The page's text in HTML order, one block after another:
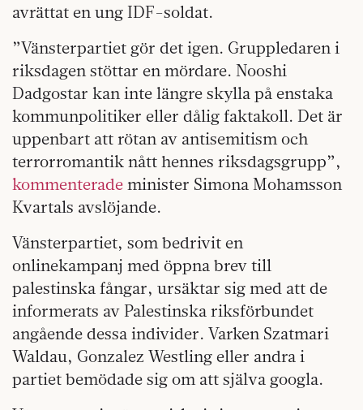
avrättat en ung IDF-soldat.
”Vänsterpartiet gör det igen. Gruppledaren i
riksdagen stöttar en mördare. Nooshi
Dadgostar kan inte längre skylla på enstaka
kommunpolitiker eller dålig faktakoll. Det är
uppenbart att rötan av antisemitism och
terrorromantik nått hennes riksdagsgrupp”,
kommenterade minister Simona Mohamsson
Kvartals avslöjande.
Vänsterpartiet, som bedrivit en
onlinekampanj med öppna brev till
palestinska fångar, ursäktar sig med att de
informerats av Palestinska riksförbundet
angående dessa individer. Varken Szatmari
Waldau, Gonzalez Westling eller andra i
partiet bemödade sig om att själva googla.